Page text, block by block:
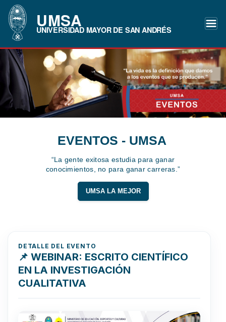
UMSA
UNIVERSIDAD MAYOR DE SAN ANDRÉS
EVENTOS - UMSA
“La gente exitosa estudia para ganar
conocimientos, no para ganar carreras.”
UMSA LA MEJOR
DETALLE DEL EVENTO
📌 WEBINAR: ESCRITO CIENTÍFICO
EN LA INVESTIGACIÓN
CUALITATIVA